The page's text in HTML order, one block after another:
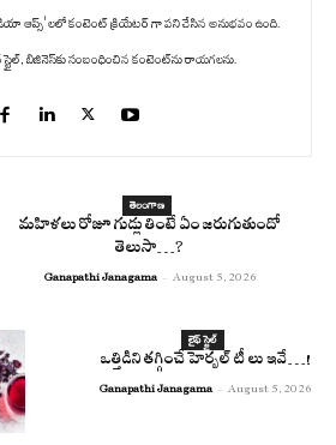
ఆప్స్' లలో కంటెంట్ క్రియేటర్ గా పని చేసిన అనుభవం ఉంది.
బిజినెస్‌కు సంబంధించిన కంటెంట్‌ను రాయగలను.
తెలంగాణ
మహిళలు రోజూ గుడ్లు తింటే ఏం జరుగుతుందో
తెలుసా…?
Ganapathi Janagama - August 5, 2026
లైఫ్ స్టైల్
ఒత్తిడిని తగ్గించే హెర్బల్ టీ లు ఇవే…!
Ganapathi Janagama - August 5, 2026